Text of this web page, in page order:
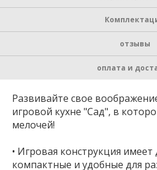
отзывы
оплата и
Развивайте свое
игровой кухне "Сад", в
мелочей!
• Игровая конструкция имеет
компактные и удобные для